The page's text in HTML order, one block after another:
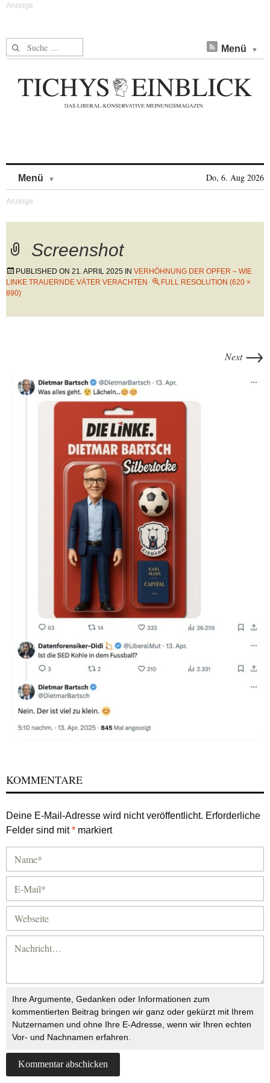
Suche nach: Menü
Menü Do, 6. Aug 2026
Screenshot
PUBLISHED ON 21. APRIL 2025 IN VERHÖHNUNG DER OPFER – WIE
LINKE TRAUERNDE VÄTER VERACHTEN
FULL RESOLUTION (620 ×
890)
Next →
KOMMENTARE
Deine E-Mail-Adresse wird nicht veröffentlicht. Erforderliche
Felder sind mit* markiert
Ihre Argumente, Gedanken oder Informationen zum
kommentierten Beitrag bringen wir ganz oder gekürzt mit Ihrem
Nutzernamen und ohne Ihre E-Adresse, wenn wir Ihren echten
Vor- und Nachnamen erfahren.